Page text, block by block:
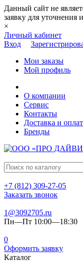
Данный сайт не
заявку для
×
Личный кабинет
Вход
Мои заказы
Мой профиль
О компании
Сервис
Контакты
Доставка и
Бренды
+7 (812) 309-27-05
Заказать звонок
1@3092705.ru
Пн—Пт 10:00—18:30
0
Оформить заявку
Каталог